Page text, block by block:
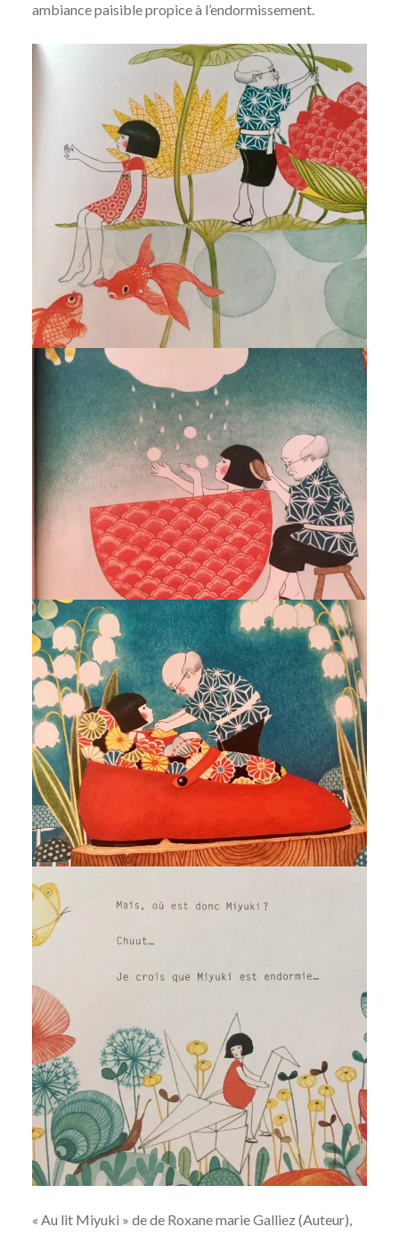
ambiance paisible propice à l’endormissement.
« Au lit Miyuki » de de Roxane marie Galliez (Auteur),‎